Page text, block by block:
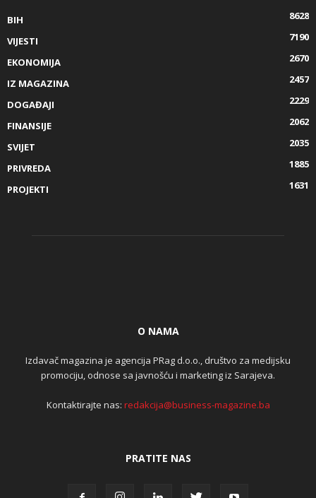
BIH
8628
VIJESTI
7190
EKONOMIJA
2670
IZ MAGAZINA
2457
DOGAĐAJI
2229
FINANSIJE
2062
SVIJET
2035
PRIVREDA
1885
PROJEKTI
1631
O NAMA
Izdavač magazina je agencija PRag d.o.o., društvo za medijsku
promociju, odnose sa javnošću i marketing iz Sarajeva.
Kontaktirajte nas: redakcija@business-magazine.ba
PRATITE NAS